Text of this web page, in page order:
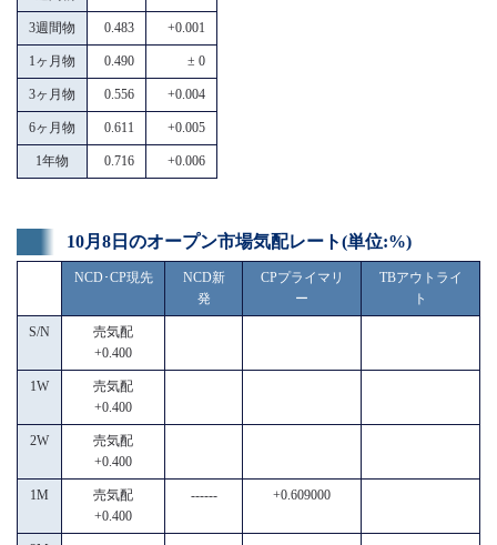
3週間物 0.483 +0.001
1ヶ月物 0.490 ± 0
3ヶ月物 0.556 +0.004
6ヶ月物 0.611 +0.005
1年物 0.716 +0.006
10月8日のオープン市場気配レート(単位:%)
NCD･CP現先
NCD新
発
CPプライマリ
ー
TBアウトライ
ト
S/N
売気配
+0.400
1W
売気配
+0.400
2W
売気配
+0.400
1M
売気配
+0.400
------ +0.609000